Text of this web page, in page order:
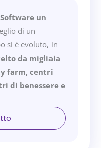
un
di un
si è evoluto, in
da migliaia
farm, centri
di benessere e
la gestione
promemoria